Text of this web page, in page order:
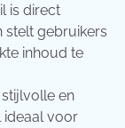
is direct
stelt gebruikers
inhoud te
stijlvolle en
ideaal voor